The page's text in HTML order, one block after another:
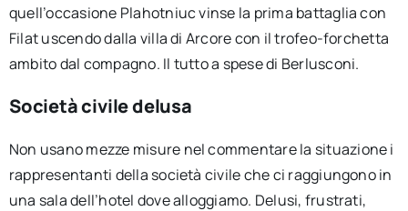
quell’occasione Plahotniuc vinse la prima battaglia con
Filat uscendo dalla villa di Arcore con il trofeo-forchetta
ambito dal compagno. Il tutto a spese di Berlusconi.
Società civile delusa
Non usano mezze misure nel commentare la situazione i
rappresentanti della società civile che ci raggiungono in
una sala dell’hotel dove alloggiamo. Delusi, frustrati,